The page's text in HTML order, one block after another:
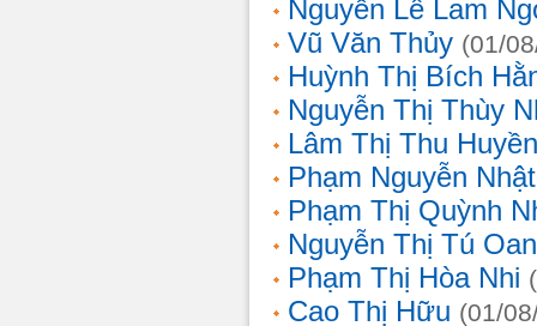
Nguyễn Lê Lam
Vũ Văn Thủy (01/
Huỳnh Thị Bích
Nguyễn Thị Thùy
Lâm Thị Thu Huyền
Phạm Nguyễn
Phạm Thị Quỳnh
Nguyễn Thị Tú
Phạm Thị Hòa Nhi
Cao Thị Hữu (01/